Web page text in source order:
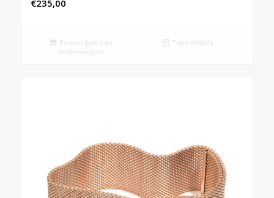
€235,00
Toevoegen aan
winkelwagen
Toon details